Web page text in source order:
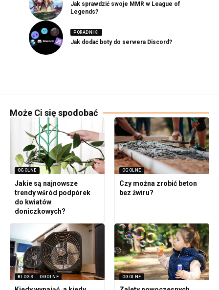
Jak sprawdzić swoje MMR w League of
Legends?
PORADNIKI
Jak dodać boty do serwera Discord?
Może Ci się spodobać
OGOLNE
Jakie są najnowsze
trendy wśród podpórek
do kwiatów
doniczkowych?
OGOLNE
Czy można zrobić beton
bez żwiru?
BLOGS OGOLNE OGOLNE